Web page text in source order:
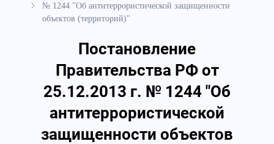
№ 1244 "Об антитеррористической защищенности
объектов (территорий)"
Постановление
Правительства РФ от
25.12.2013 г. № 1244 "Об
антитеррористической
защищенности объектов